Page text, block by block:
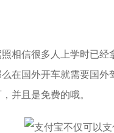
相信很多人上学时已经
在国外开车就需要国外
并且是免费的哦。